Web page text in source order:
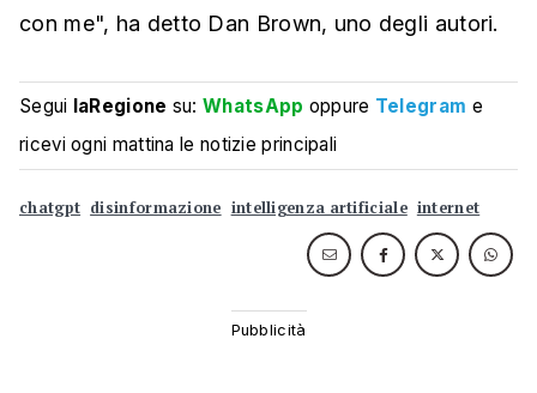
con me", ha detto Dan Brown, uno degli autori.
Segui laRegione su:WhatsApp oppure Telegram e
ricevi ogni mattina le notizie principali
chatgpt disinformazione intelligenza artificiale internet